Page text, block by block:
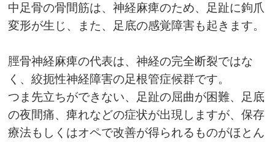
中足骨の骨間筋は、神経麻痺のため、足趾に鉤爪
変形が生じ、また、足底の感覚障害も起きます。
脛骨神経麻痺の代表は、神経の完全断裂ではな
く、絞扼性神経障害の足根管症候群です。
つま先立ちができない、足趾の屈曲が困難、足底
の夜間痛、痺れなどの症状が出現しますが、保存
療法もしくはオペで改善が得られるものがほとん